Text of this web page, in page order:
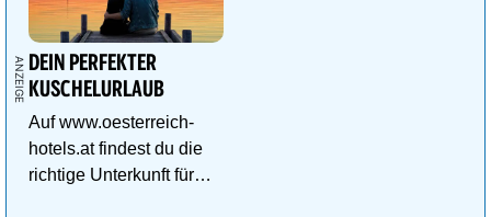
DEIN PERFEKTER
KUSCHELURLAUB
Auf www.oesterreich-
hotels.at findest du die
richtige Unterkunft für